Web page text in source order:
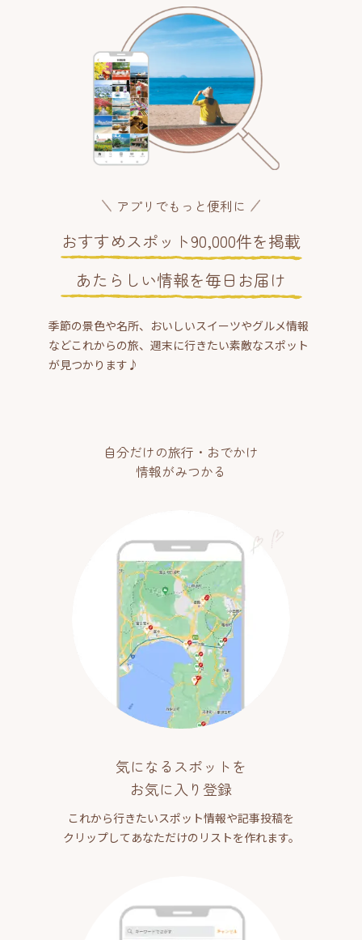
アプリでもっと便利に
おすすめスポット90,000件を掲載
あたらしい情報を毎日お届け
季節の景色や名所、おいしいスイーツやグルメ情報
などこれからの旅、週末に行きたい素敵なスポット
が見つかります♪
自分だけの旅行・おでかけ
情報がみつかる
気になるスポットを
お気に入り登録
これから行きたいスポット情報や記事投稿を
クリップしてあなただけのリストを作れます。